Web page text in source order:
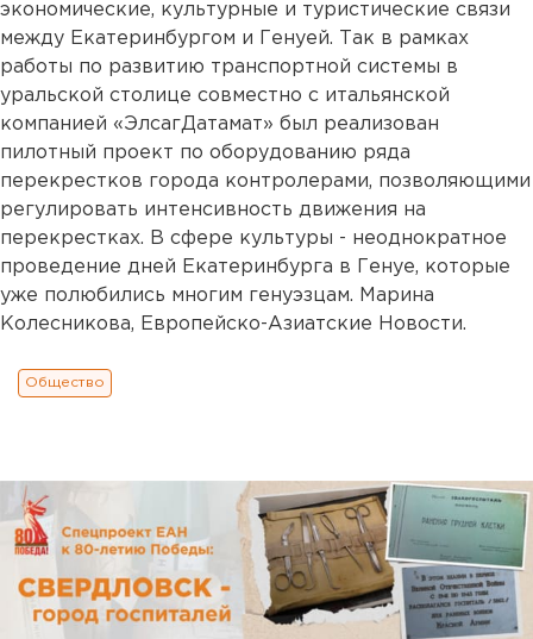
экономические, культурные и туристические связи
между Екатеринбургом и Генуей. Так в рамках
работы по развитию транспортной системы в
уральской столице совместно с итальянской
компанией «ЭлсагДатамат» был реализован
пилотный проект по оборудованию ряда
перекрестков города контролерами, позволяющими
регулировать интенсивность движения на
перекрестках. В сфере культуры - неоднократное
проведение дней Екатеринбурга в Генуе, которые
уже полюбились многим генуэзцам. Марина
Колесникова, Европейско-Азиатские Новости.
Общество